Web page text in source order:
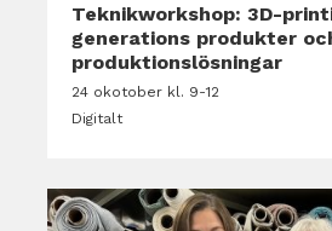
Teknikworkshop: 3D-
generations produkter
produktionslösningar
24 okotober kl. 9-12
Digitalt